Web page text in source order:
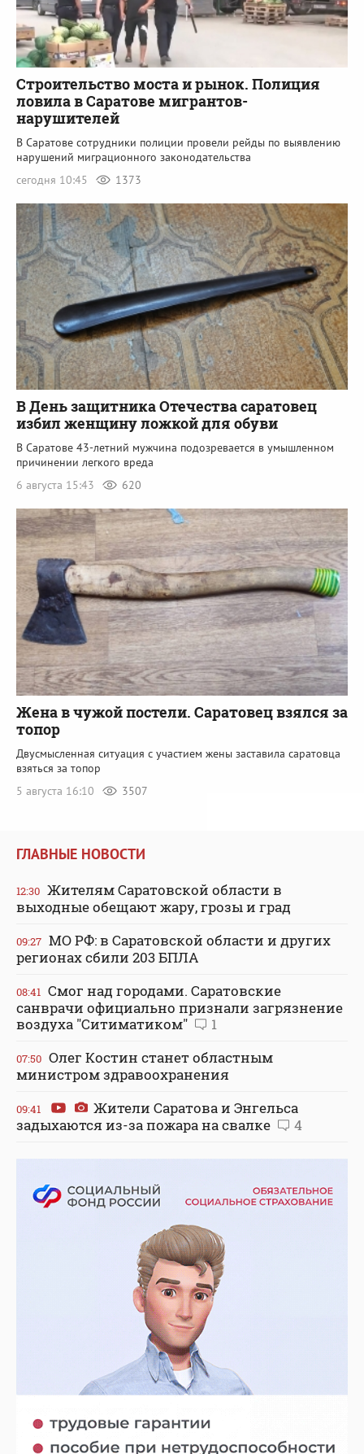
Строительство моста и рынок. Полиция
ловила в Саратове мигрантов-
нарушителей
В Саратове сотрудники полиции провели рейды по выявлению
нарушений миграционного законодательства
сегодня 10:45
1373
В День защитника Отечества саратовец
избил женщину ложкой для обуви
В Саратове 43-летний мужчина подозревается в умышленном
причинении легкого вреда
6 августа 15:43
620
Жена в чужой постели. Саратовец взялся за
топор
Двусмысленная ситуация с участием жены заставила саратовца
взяться за топор
5 августа 16:10
3507
ГЛАВНЫЕ НОВОСТИ
12:30 Жителям Саратовской области в
выходные обещают жару, грозы и град
09:27 МО РФ: в Саратовской области и других
регионах сбили 203 БПЛА
08:41 Смог над городами. Саратовские
санврачи официально признали загрязнение
воздуха "Ситиматиком"
1
07:50 Олег Костин станет областным
министром здравоохранения
09:41
Жители Саратова и Энгельса
задыхаются из-за пожара на свалке
4